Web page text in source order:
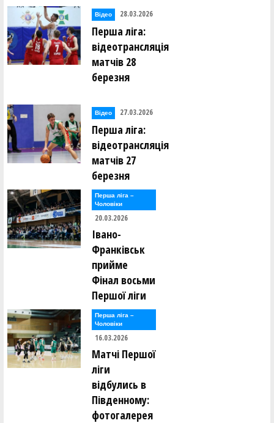
Відео 28.03.2026
Перша ліга:
відеотрансляція
матчів 28
березня
Відео 27.03.2026
Перша ліга:
відеотрансляція
матчів 27
березня
Перша лiга –
Чоловiки
20.03.2026
Івано-
Франківськ
прийме
Фінал восьми
Першої ліги
Перша лiга –
Чоловiки
16.03.2026
Матчі Першої
ліги
відбулись в
Південному:
фотогалерея